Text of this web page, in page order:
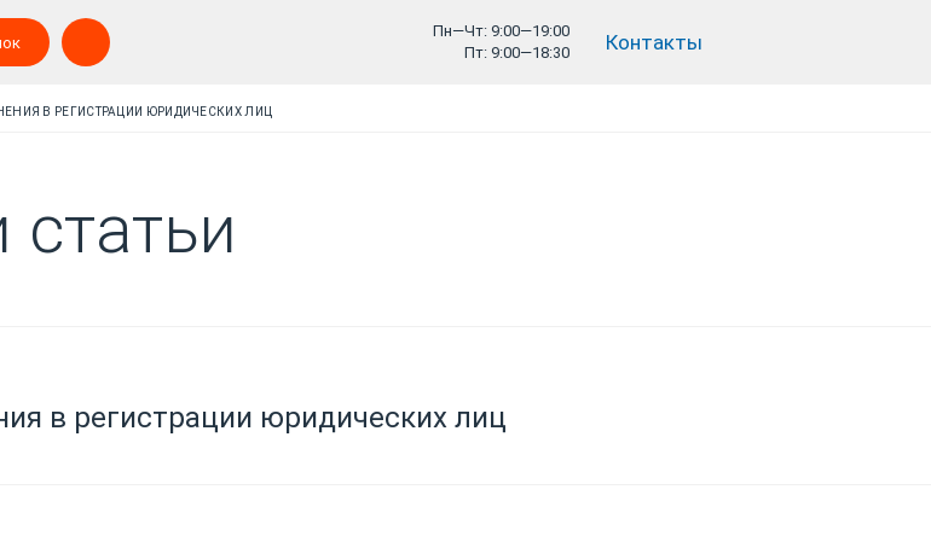
Пн—Чт: 9:00—19:00
Пт: 9:00—18:30
Контакты
В РЕГИСТРАЦИИ ЮРИДИЧЕСКИХ ЛИЦ
в регистрации юридических лиц